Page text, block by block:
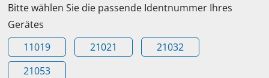
Bitte wählen Sie die passende Identnummer Ihres
Gerätes
11019
21021
21032
21053